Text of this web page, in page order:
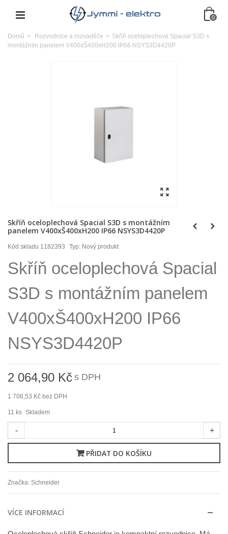
0
Domů > Rozvodnice a rozvaděče > Skříň oceloplechová Spacial S3D s
montážním panelem V400xŠ400xH200 IP66 NSYS3D4420P
Skříň oceloplechová Spacial S3D s montážním
panelem V400xŠ400xH200 IP66 NSYS3D4420P
Kód skladu 1182393 Typ: Nový produkt
Skříň oceloplechová Spacial
S3D s montážním panelem
V400xŠ400xH200 IP66
NSYS3D4420P
2 064,90 Kč s DPH
1 706,53 Kč bez DPH
11 ks Skladem
- +
PŘIDAT DO KOŠÍKU
Značka: Schneider
VÍCE INFORMACÍ